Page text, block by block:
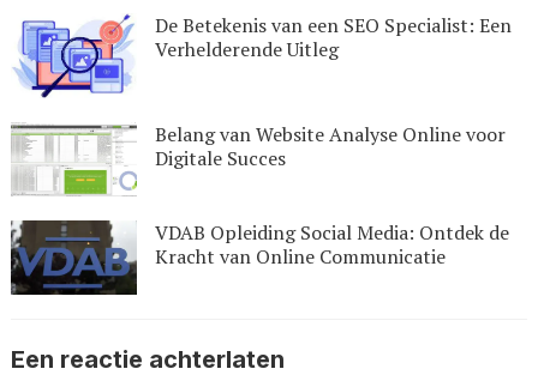
De Betekenis van een SEO Specialist: Een
Verhelderende Uitleg
Belang van Website Analyse Online voor
Digitale Succes
VDAB Opleiding Social Media: Ontdek de
Kracht van Online Communicatie
Een reactie achterlaten